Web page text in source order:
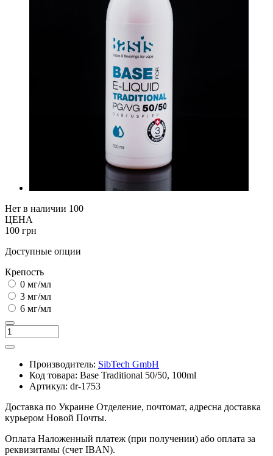
Нет в наличии 100
ЦЕНА
100 грн
Доступные опции
Крепость
0 мг/мл
3 мг/мл
6 мг/мл
Производитель: SibTech GmbH
Код товара: Base Traditional 50/50, 100ml
Артикул: dr-1753
Доставка по Украине Отделение, почтомат, адресна доставка
курьером Новой Почты.
Оплата Наложенный платеж (при получении) або оплата за
реквизитамы (счет IBAN).